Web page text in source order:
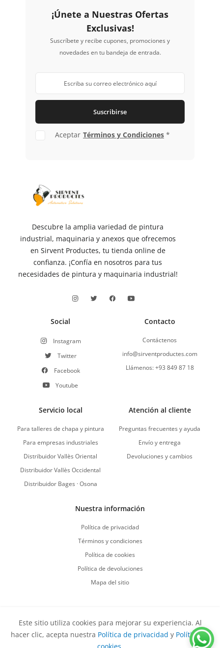
¡Únete a Nuestras Ofertas
Exclusivas!
Suscríbete y recibe cupones, promociones y
novedades en tu bandeja de entrada.
Suscribirse
Aceptar Términos y Condiciones *
Descubre la amplia variedad de pintura
industrial, maquinaria y anexos que ofrecemos
en Sirvent Productes, tu tienda online de
confianza. ¡Confía en nosotros para tus
necesidades de pintura y maquinaria industrial!
Social
Instagram
Twitter
Facebook
Youtube
Contacto
Contáctenos
info@sirventproductes.com
Llámenos: +93 849 87 18
Servicio local
Para talleres de chapa y pintura
Para empresas industriales
Distribuidor Vallès Oriental
Distribuidor Vallès Occidental
Distribuidor Bages · Osona
Atención al cliente
Preguntas frecuentes y ayuda
Envío y entrega
Devoluciones y cambios
Nuestra información
Política de privacidad
Términos y condiciones
Política de cookies
Política de devoluciones
Mapa del sitio
Derechos de autor©2026Sirvent Productes S.L. Todos los
Vuelve al comienzo
Este sitio utiliza cookies para mejorar su experiencia. Al
hacer clic, acepta nuestra Política de privacidad y Política de